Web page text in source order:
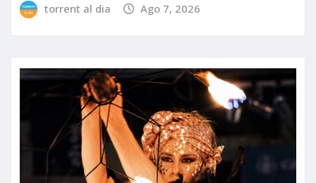
torrent al dia Ago 7, 2026